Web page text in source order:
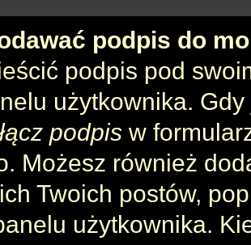
podpis do
podpis pod
użytkownika.
podpis w
Możesz również
Twoich postów,
użytkownika.